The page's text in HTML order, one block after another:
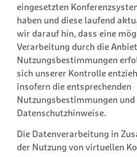
eingesetzten
haben und diese laufend
wir darauf hin, dass eine
Verarbeitung durch die
Nutzungsbestimmungen
sich unserer Kontrolle
insofern die entsprechenden
Nutzungsbestimmungen und
Datenschutzhinweise.
Die Datenverarbeitung in
der Nutzung von virtuellen